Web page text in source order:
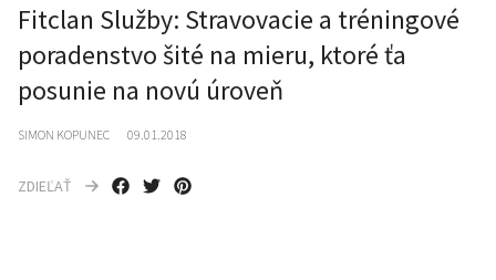
Fitclan Služby: Stravovacie a tréningové
poradenstvo šité na mieru, ktoré ťa
posunie na novú úroveň
SIMON KOPUNEC 09.01.2018
ZDIEĽAŤ